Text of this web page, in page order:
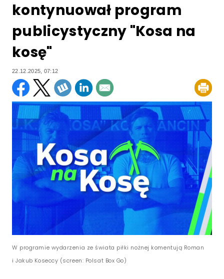
kontynuował program
publicystyczny "Kosa na
kosę"
22.12.2025, 07:12
W programie wydarzenia ze świata piłki nożnej komentują Roman
i Jakub Koseccy (screen: Polsat Box Go)